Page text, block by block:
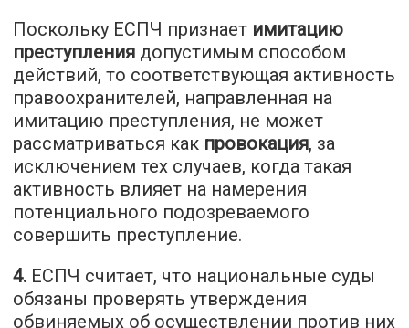
Поскольку ЕСПЧ признает имитацию
преступления допустимым способом
действий, то соответствующая активность
правоохранителей, направленная на
имитацию преступления, не может
рассматриваться как провокация, за
исключением тех случаев, когда такая
активность влияет на намерения
потенциального подозреваемого
совершить преступление.
4. ЕСПЧ считает, что национальные суды
обязаны проверять утверждения
обвиняемых об осуществлении против них